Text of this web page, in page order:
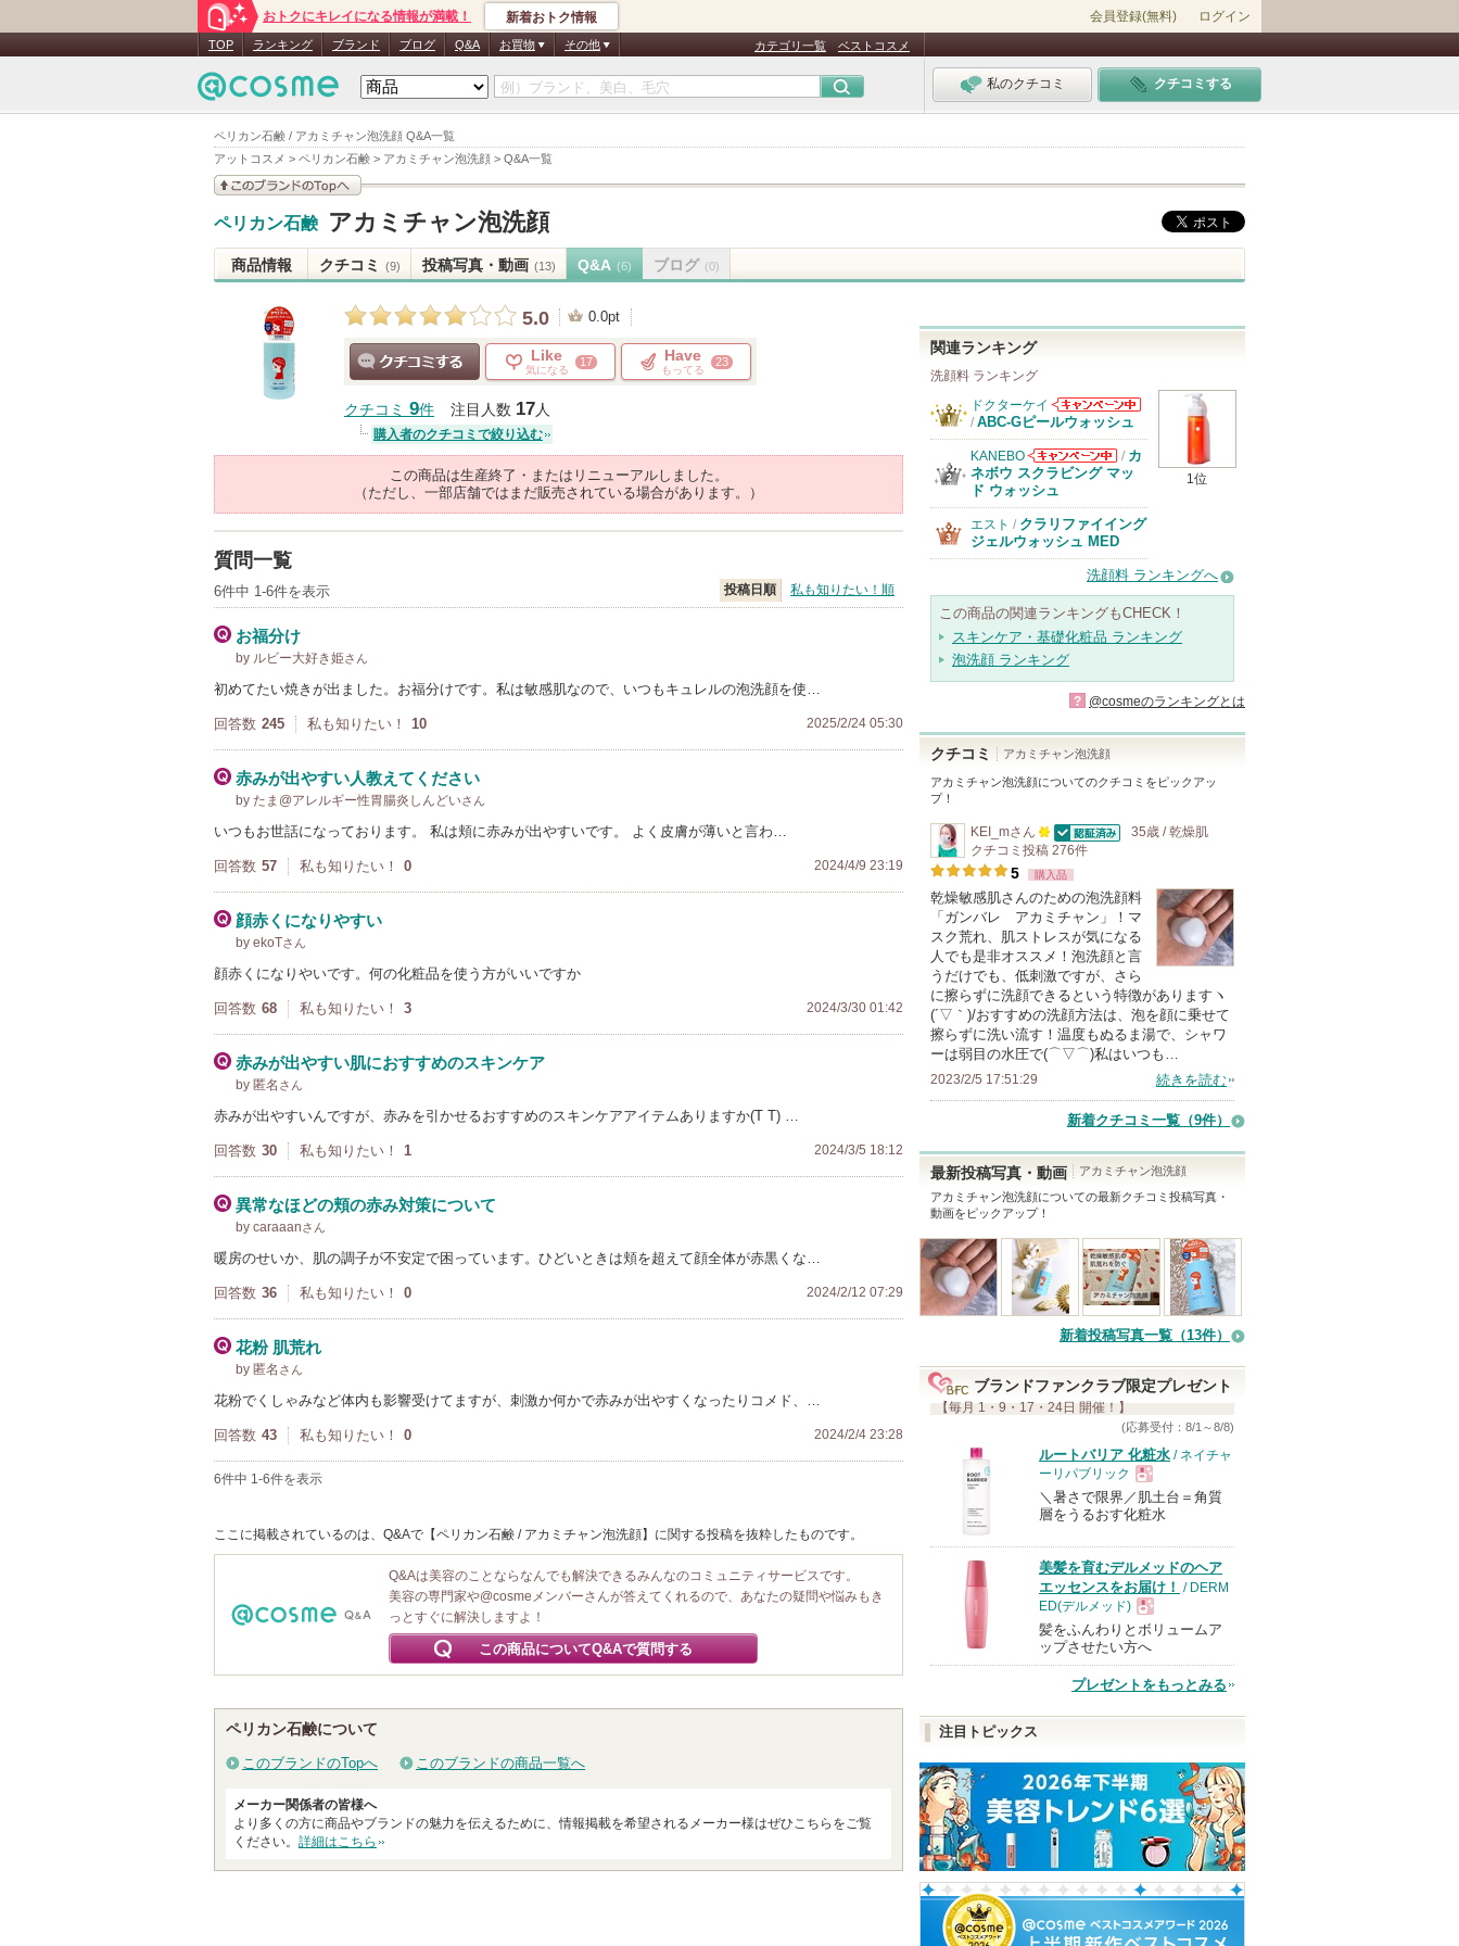
ペリカン石鹸 / アカミチャン泡洗顔 Q&A一覧
アットコスメ > ペリカン石鹸 > アカミチャン泡洗顔 > Q&A一覧
おトクにキレイになる情報が満載！ 新着おトク情報 会員登録(無料) ログイン
TOP ランキング ブランド ブログ Q&A お買物 その他 カテゴリ一覧 ベストコスメ
私のクチコミ クチコミする
このブランドの情報を
ペリカン石鹸 アカミチャン泡洗顔
商品情報 クチコミ (9) 投稿写真・動画 (13) Q&A (6) ブログ (0)
5.0 0.0pt
Like
気になる
17 Have
もってる
23
クチコミ 9件 注目人数 17人
購入者のクチコミで絞り込む
この商品は生産終了・またはリニューアルしました。
（ただし、一部店舗ではまだ販売されている場合があります。）
質問一覧
6件中 1-6件を表示 投稿日順 私も知りたい！順
お福分け
by ルビー大好き姫さん
初めてたい焼きが出ました。お福分けです。私は敏感肌なので、いつもキュレルの泡洗顔を使…
回答数 245 私も知りたい！ 10 2025/2/24 05:30
赤みが出やすい人教えてください
by たま@アレルギー性胃腸炎しんどいさん
いつもお世話になっております。 私は頬に赤みが出やすいです。 よく皮膚が薄いと言わ…
回答数 57 私も知りたい！ 0 2024/4/9 23:19
顔赤くになりやすい
by ekoTさん
顔赤くになりやいです。何の化粧品を使う方がいいですか
回答数 68 私も知りたい！ 3 2024/3/30 01:42
赤みが出やすい肌におすすめのスキンケア
by 匿名 さん
赤みが出やすいんですが、赤みを引かせるおすすめのスキンケアアイテムありますか(T T) …
回答数 30 私も知りたい！ 1 2024/3/5 18:12
異常なほどの頬の赤み対策について
by caraaanさん
暖房のせいか、肌の調子が不安定で困っています。ひどいときは頬を超えて顔全体が赤黒くな…
回答数 36 私も知りたい！ 0 2024/2/12 07:29
花粉 肌荒れ
by 匿名 さん
花粉でくしゃみなど体内も影響受けてますが、刺激か何かで赤みが出やすくなったりコメド、…
回答数 43 私も知りたい！ 0 2024/2/4 23:28
6件中 1-6件を表示
ここに掲載されているのは、Q&Aで【ペリカン石鹸 / アカミチャン泡洗顔】に関する投稿を抜粋したものです。
Q&Aは美容のことならなんでも解決できるみんなのコミュニティサービスです。
美容の専門家や@cosmeメンバーさんが答えてくれるので、あなたの疑問や悩みもき
っとすぐに解決しますよ！
この商品についてQ&Aで質問する
ペリカン石鹸について
このブランドのTopへ このブランドの商品一覧へ
メーカー関係者の皆様へ
より多くの方に商品やブランドの魅力を伝えるために、情報掲載を希望されるメーカー様はぜひこちらをご覧
ください。 詳細はこちら
関連ランキング
洗顔料 ランキング
1位
ドクターケイ
ドクターケイか
らのお知らせが
あります
/ ABC-Gピールウォッシュ
KANEBO
KANEBOから
のお知らせがあ
/ カ
ネボウ スクラビング マッ
ド ウォッシュ
エスト / クラリファイイング
ジェルウォッシュ MED
洗顔料 ランキングへ
この商品の関連ランキングもCHECK！
スキンケア・基礎化粧品 ランキング
泡洗顔 ランキング
? @cosmeのランキングとは
クチコミ アカミチャン泡洗顔
アカミチャン泡洗顔についてのクチコミをピックアッ
プ！
KEI_mさん
100
人
以
上
の
メ
ン
バ
ー
に
り
登
録
さ
れ
い
ま
認証済
35歳 / 乾燥肌
クチコミ投稿 276件
5 購入品
乾燥敏感肌さんのための泡洗顔料
「ガンバレ アカミチャン」！マ
スク荒れ、肌ストレスが気になる
人でも是非オススメ！泡洗顔と言
うだけでも、低刺激ですが、さら
に擦らずに洗顔できるという特徴がありますヽ
(´▽｀)/おすすめの洗顔方法は、泡を顔に乗せて
擦らずに洗い流す！温度もぬるま湯で、シャワ
ーは弱目の水圧で(⌒▽⌒)私はいつも…
2023/2/5 17:51:29 続きを読む
新着クチコミ一覧 （9件）
最新投稿写真・動画
アカミチャン泡洗顔
アカミチャン泡洗顔についての最新クチコミ投稿写真・
動画をピックアップ！
新着投稿写真一覧（13件）
ブランドファンクラブ限定プレゼント
【毎月 1・9・17・24日 開催！】
(応募受付：8/1～8/8)
ルートバリア 化粧水 / ネイチャ
ーリパブリック
現
品
＼暑さで限界／肌土台＝角質
層をうるおす化粧水
美髪を育むデルメッドのヘア
エッセンスをお届け！ / DERM
ED(デルメッド)
現
品
髪をふんわりとボリュームア
ップさせたい方へ
プレゼントをもっとみる
注目トピックス